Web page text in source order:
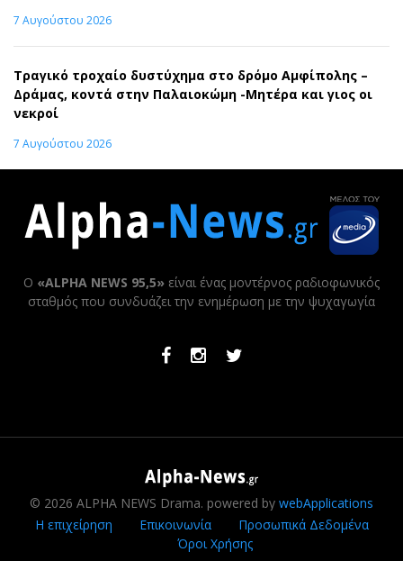
7 Αυγούστου 2026
Τραγικό τροχαίο δυστύχημα στο δρόμο Αμφίπολης –
Δράμας, κοντά στην Παλαιοκώμη -Μητέρα και γιος οι
νεκροί
7 Αυγούστου 2026
Ο «ALPHA NEWS 95,5» είναι ένας μοντέρνος ραδιοφωνικός
σταθμός που συνδυάζει την ενημέρωση με την ψυχαγωγία
FacebookInstagramTwitter
© 2026 ALPHA NEWS Drama. powered by webApplications
Η επιχείρηση
Επικοινωνία
Προσωπικά Δεδομένα
Όροι Χρήσης